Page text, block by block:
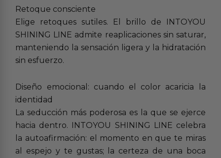
Retoque consciente
Elige retoques sutiles. El brillo de INTOYOU
SHINING LINE admite reaplicaciones sin saturar,
manteniendo la sensación ligera y la hidratación
sin esfuerzo.
Diseño emocional: cuando el color acaricia la
identidad
La seducción más poderosa es la que se ejerce
hacia dentro. INTOYOU SHINING LINE celebra
la autoafirmación: el momento en que te miras
al espejo y te gustas; la certeza de una boca